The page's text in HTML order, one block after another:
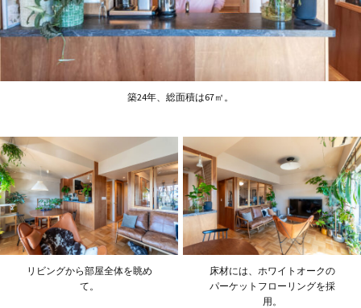
築24年、総面積は67㎡。
リビングから部屋全体を眺め
て。
床材には、ホワイトオークの
パーケットフローリングを採
用。